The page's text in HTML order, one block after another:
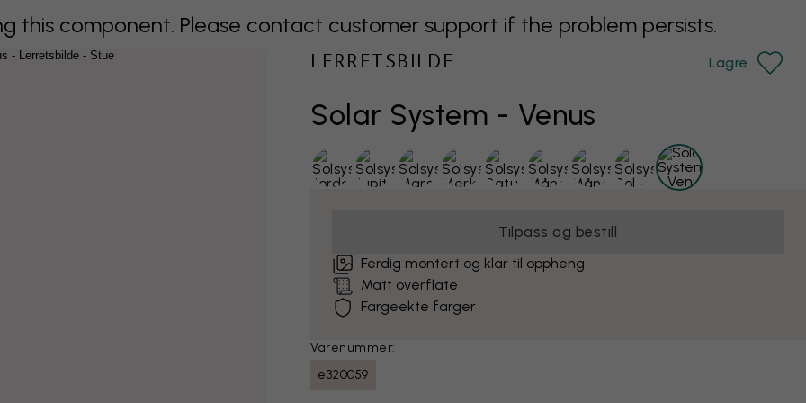
this component. Please contact customer support if the problem persists.
Solar System - Venus
LERRETSBILDE Lagre
Tilpass og bestill
Ferdig montert og klar til oppheng
Matt overflate
Fargeekte farger
Varenummer:
e320059